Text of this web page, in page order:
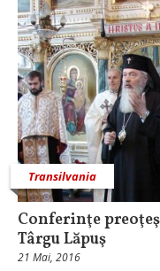
Transilvania
Conferinţe
Târgu Lăpuş
21 Mai, 2016